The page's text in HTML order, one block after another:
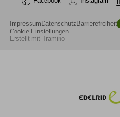
Impressum Datenschutz Barrierefreiheit
Cookie-Einstellungen
Erstellt mit Tramino